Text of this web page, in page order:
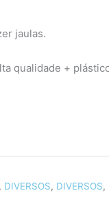
jaulas.
qualidade +
, DIVERSOS, DIVERSOS,